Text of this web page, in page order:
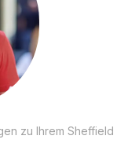
zu Ihrem Sheffield